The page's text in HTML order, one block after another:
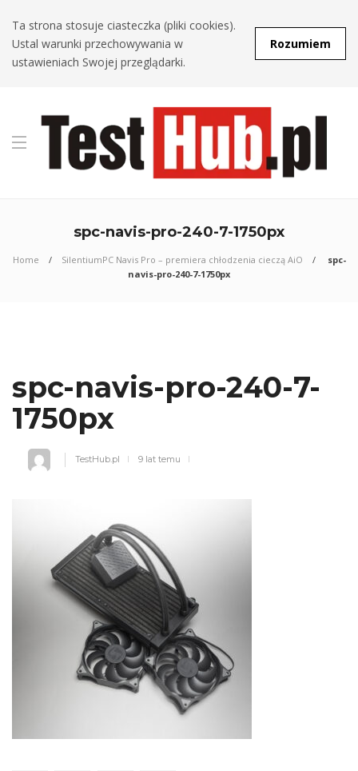
Ta strona stosuje ciasteczka (pliki cookies).
Ustal warunki przechowywania w
ustawieniach Swojej przeglądarki.
Rozumiem
spc-navis-pro-240-7-1750px
Home SilentiumPC Navis Pro – premiera chłodzenia cieczą AiO
spc-
navis-pro-240-7-1750px
spc-navis-pro-240-7-
1750px
TestHub.pl 9 lat temu